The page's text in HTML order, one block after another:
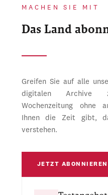
MACHEN SIE MIT
Das Land
Greifen Sie auf alle
digitalen Archive
Wochenzeitung ohne
Ihnen die Zeit gibt,
verstehen.
JETZT ABONNIEREN